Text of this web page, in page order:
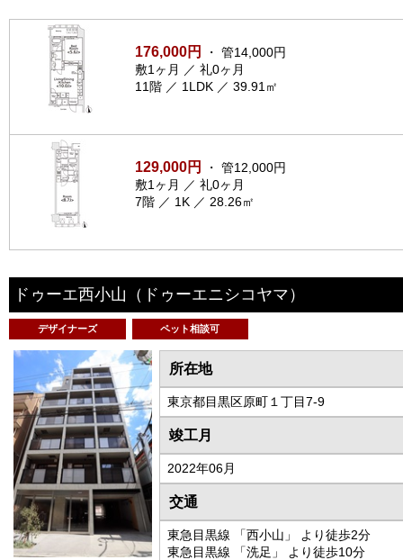
176,000円
・ 管14,000円
敷1ヶ月 ／ 礼0ヶ月
11階 ／ 1LDK ／ 39.91㎡
129,000円
・ 管12,000円
敷1ヶ月 ／ 礼0ヶ月
7階 ／ 1K ／ 28.26㎡
ドゥーエ西小山 （ドゥーエニシコヤマ）
デザイナーズ ペット相談可
所在地
東京都目黒区原町１丁目7-9
竣工月
2022年06月
交通
東急目黒線 「西小山」 より徒歩2分
東急目黒線 「洗足」 より徒歩10分